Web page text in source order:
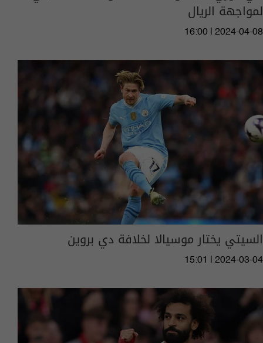
لمواجهة الريال
16:00 | 2024-04-08
السيتي يختار موسيالا لخلافة دي بروين
15:01 | 2024-03-04